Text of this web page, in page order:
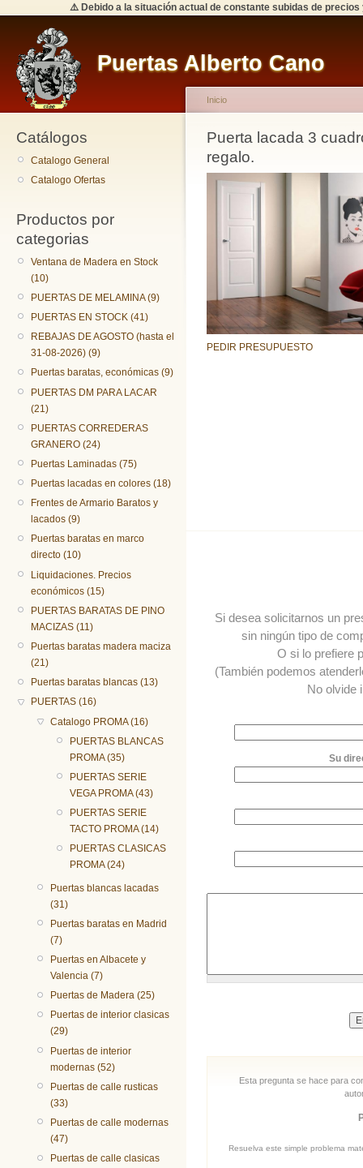
⚠️ Debido a la situación actual de constante subidas de
Puertas Alberto Cano
Catálogos
Catalogo General
Catalogo Ofertas
Productos por
categorias
Ventana de Madera en Stock
(10)
PUERTAS DE MELAMINA (9)
PUERTAS EN STOCK (41)
REBAJAS DE AGOSTO (hasta el
31-08-2026) (9)
Puertas baratas, económicas (9)
PUERTAS DM PARA LACAR
(21)
PUERTAS CORREDERAS
GRANERO (24)
Puertas Laminadas (75)
Puertas lacadas en colores (18)
Frentes de Armario Baratos y
lacados (9)
Puertas baratas en marco
directo (10)
Liquidaciones. Precios
económicos (15)
PUERTAS BARATAS DE PINO
MACIZAS (11)
Puertas baratas madera maciza
(21)
Puertas baratas blancas (13)
PUERTAS (16)
Catalogo PROMA (16)
PUERTAS BLANCAS
PROMA (35)
PUERTAS SERIE
VEGA PROMA (43)
PUERTAS SERIE
TACTO PROMA (14)
PUERTAS CLASICAS
PROMA (24)
Puertas blancas lacadas
(31)
Puertas baratas en Madrid
(7)
Puertas en Albacete y
Valencia (7)
Puertas de Madera (25)
Puertas de interior clasicas
(29)
Puertas de interior
modernas (52)
Puertas de calle rusticas
(33)
Puertas de calle modernas
(47)
Puertas de calle clasicas
Inicio
Puerta lacada 3
regalo.
PEDIR PRESUPUESTO
Si desea solicitarnos un
sin ningún tipo de
O si lo prefiere
(También podemos
No olvide
Su
Esta pregunta se hace para
Resuelva este simple problema